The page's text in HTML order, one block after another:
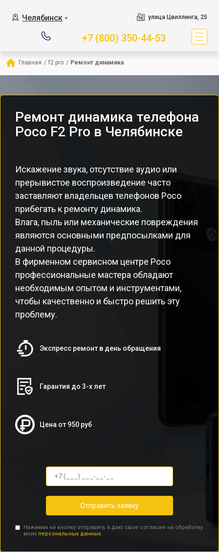
Челябинск ▼ улица Цвиллинга, 25
+7 (800) 350-44-53
Главная / f2 pro / Ремонт динамика
Ремонт динамика телефона
Poco F2 Pro в Челябинске
Искажение звука, отсутствие аудио или
прерывистое воспроизведение часто
заставляют владельцев телефонов Poco
прибегать к ремонту динамика.
Влага, пыль или механические повреждения
являются основными предпосылками для
данной процедуры.
В фирменном сервисном центре Poco
профессиональные мастера обладают
необходимым опытом и инструментами,
чтобы качественно и быстро решить эту
проблему.
Экспресс ремонт в день обращения
Гарантия до 3-х лет
Цена от 950 руб
Отправить заявку
Нажимая на кнопку отправить я даю свое согласие на обработку
моих персональных данных.